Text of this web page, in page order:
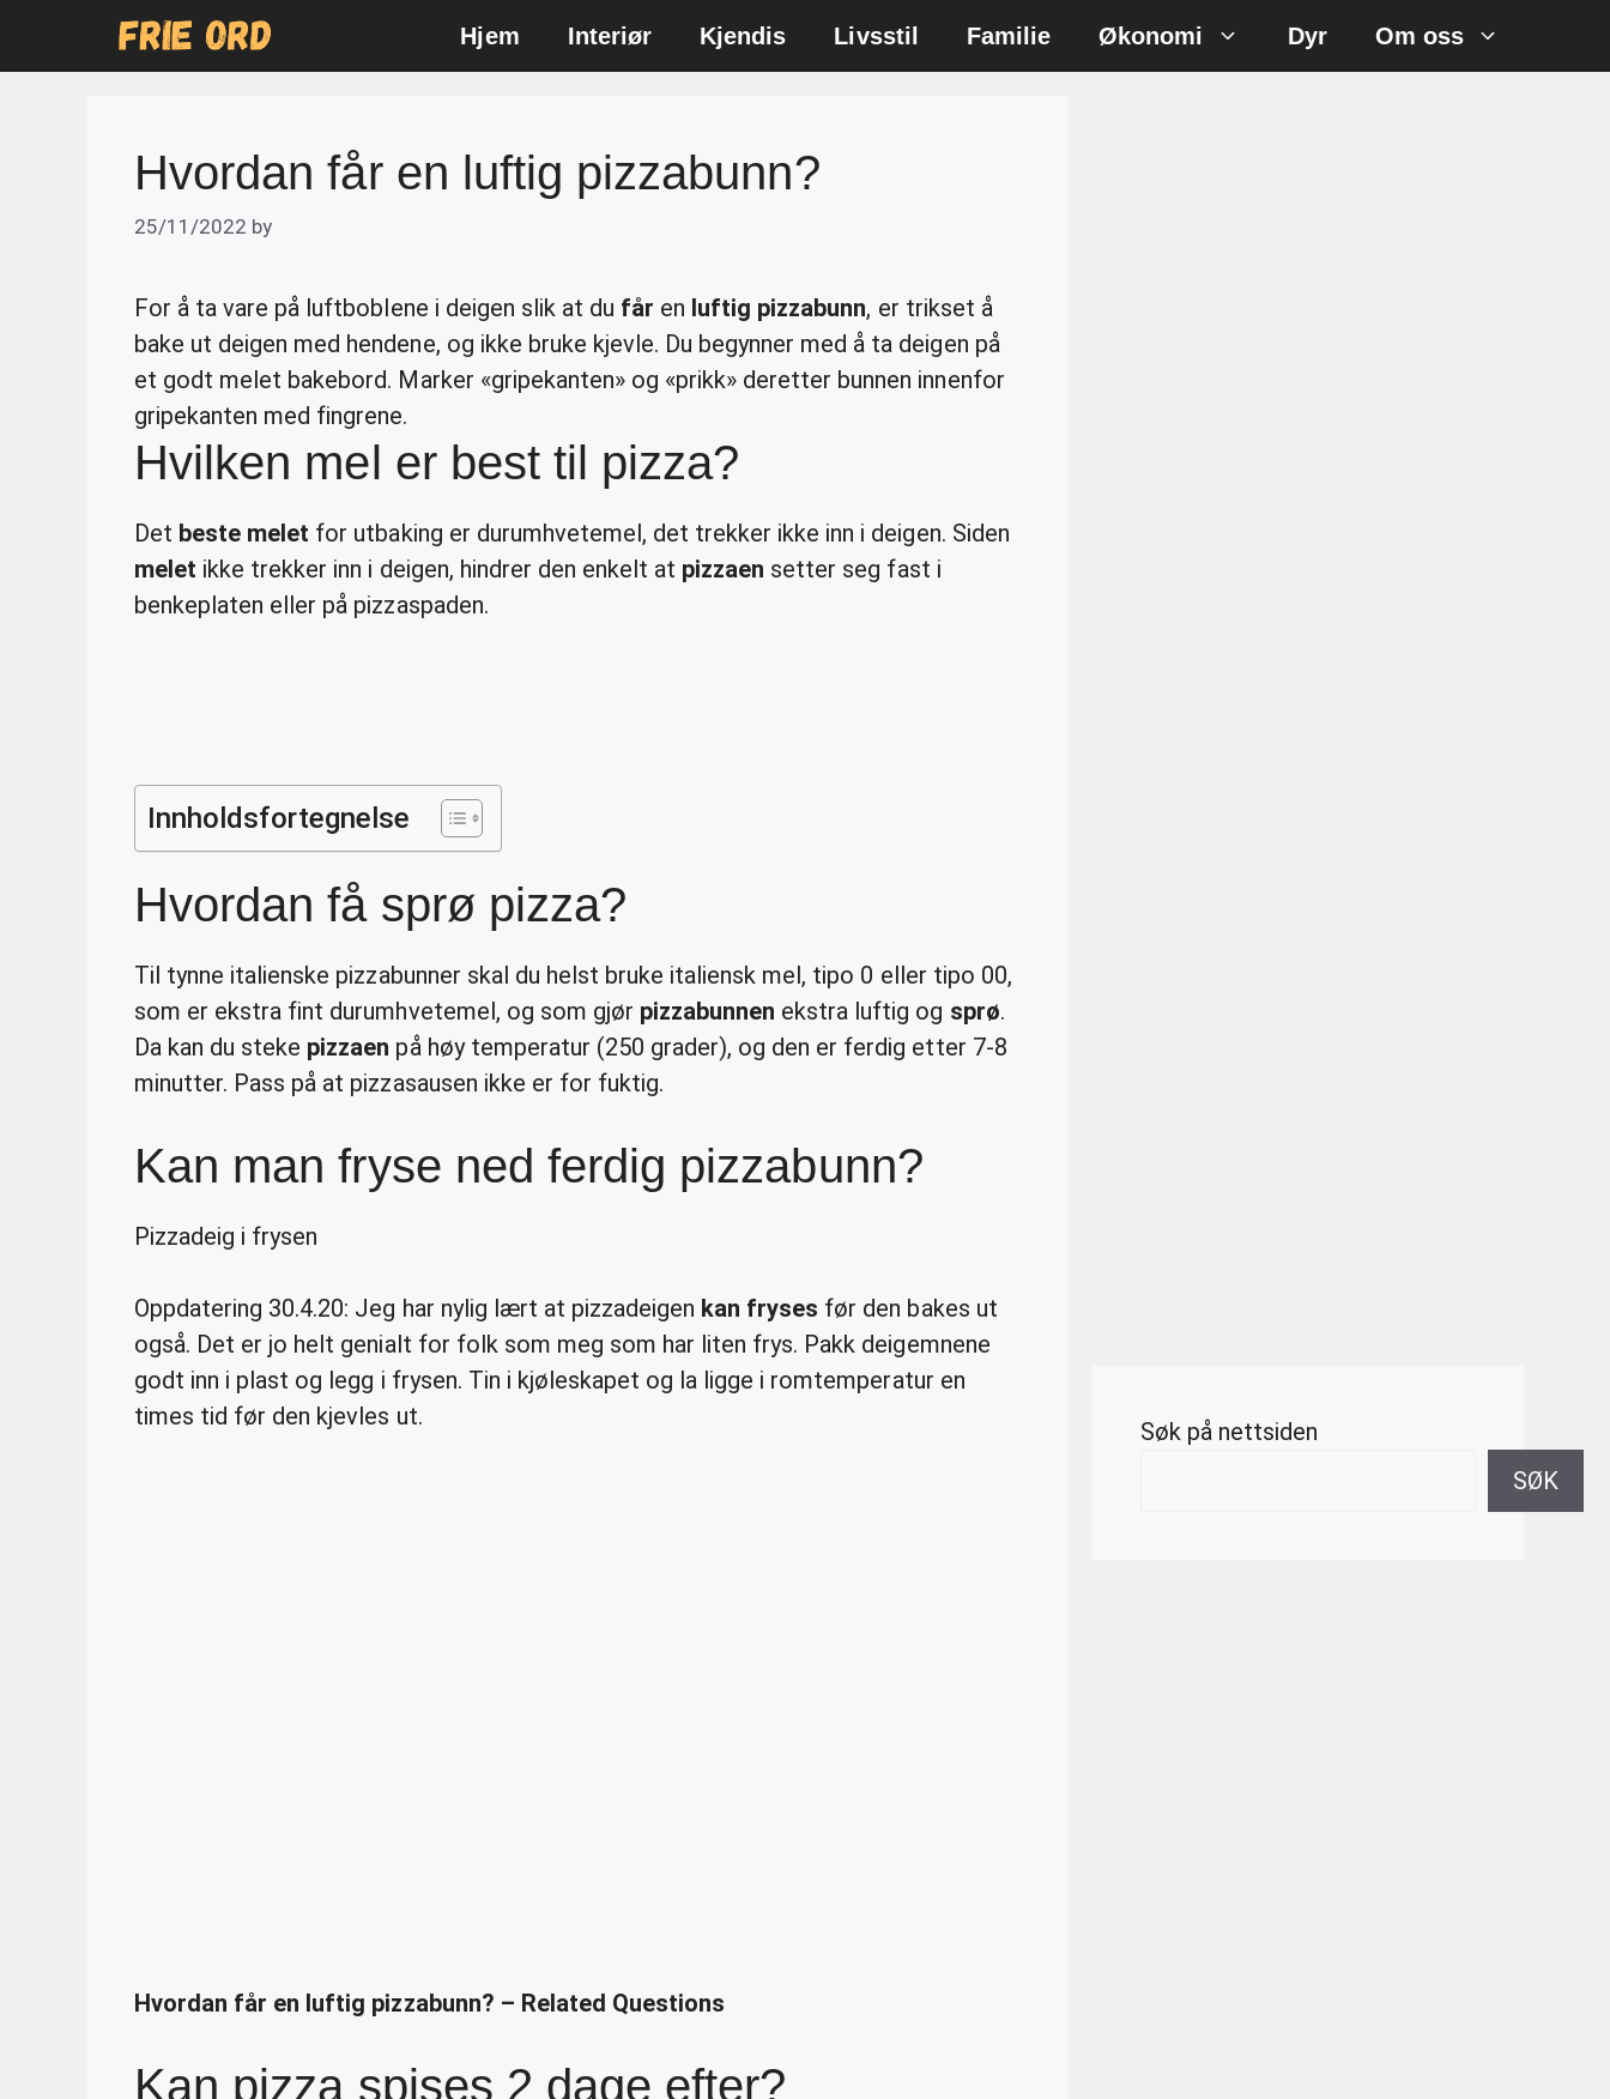
Hjem Interiør Kjendis Livsstil Familie Økonomi Dyr Om oss
Hvordan får en luftig pizzabunn?
25/11/2022 by
For å ta vare på luftboblene i deigen slik at du får en luftig pizzabunn, er trikset å
bake ut deigen med hendene, og ikke bruke kjevle. Du begynner med å ta deigen på
et godt melet bakebord. Marker «gripekanten» og «prikk» deretter bunnen innenfor
gripekanten med fingrene.
Hvilken mel er best til pizza?
Det beste melet for utbaking er durumhvetemel, det trekker ikke inn i deigen. Siden
melet ikke trekker inn i deigen, hindrer den enkelt at pizzaen setter seg fast i
benkeplaten eller på pizzaspaden.
Innholdsfortegnelse
Hvordan få sprø pizza?
Til tynne italienske pizzabunner skal du helst bruke italiensk mel, tipo 0 eller tipo 00,
som er ekstra fint durumhvetemel, og som gjør pizzabunnen ekstra luftig og sprø.
Da kan du steke pizzaen på høy temperatur (250 grader), og den er ferdig etter 7-8
minutter. Pass på at pizzasausen ikke er for fuktig.
Kan man fryse ned ferdig pizzabunn?
Pizzadeig i frysen
Oppdatering 30.4.20: Jeg har nylig lært at pizzadeigen kan fryses før den bakes ut
også. Det er jo helt genialt for folk som meg som har liten frys. Pakk deigemnene
godt inn i plast og legg i frysen. Tin i kjøleskapet og la ligge i romtemperatur en
times tid før den kjevles ut.
Hvordan får en luftig pizzabunn? – Related Questions
Kan pizza spises 2 dage efter?
Søk på nettsiden
SØK